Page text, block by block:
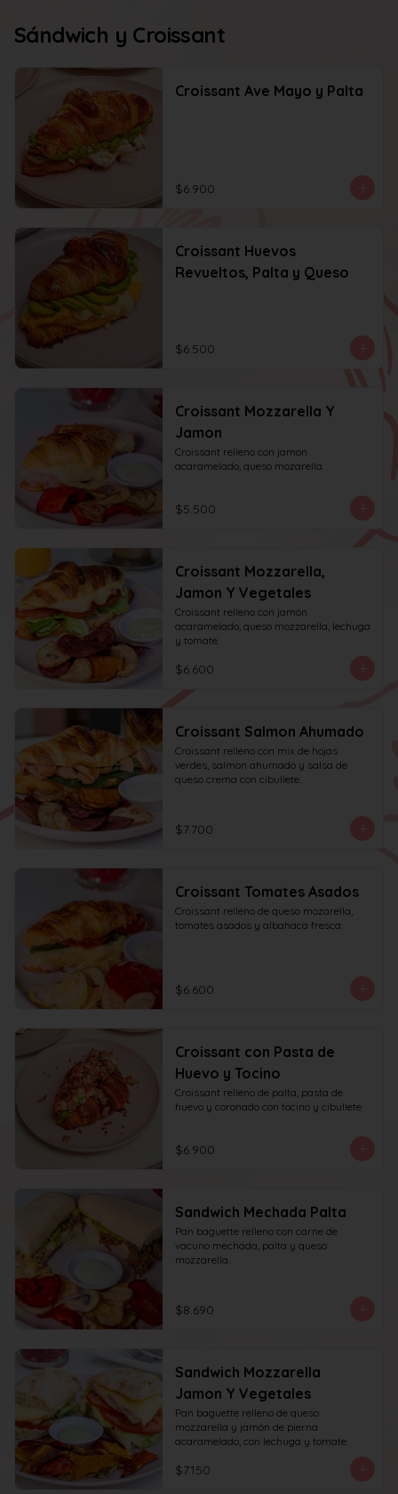
Sándwich y Croissant
Croissant Ave Mayo y Palta
$6.900
Croissant Huevos
Revueltos, Palta y Queso
$6.500
Croissant Mozzarella Y
Jamon
Croissant relleno con jamon
acaramelado, queso mozarella.
$5.500
Croissant Mozzarella,
Jamon Y Vegetales
Croissant relleno con jamón
acaramelado, queso mozzarella, lechuga
y tomate.
$6.600
Croissant Salmon Ahumado
Croissant relleno con mix de hojas
verdes, salmon ahumado y salsa de
queso crema con cibullete.
$7.700
Croissant Tomates Asados
Croissant relleno de queso mozarella,
tomates asados y albahaca fresca.
$6.600
Croissant con Pasta de
Huevo y Tocino
Croissant relleno de palta, pasta de
huevo y coronado con tocino y cibullete
$6.900
Sandwich Mechada Palta
Pan baguette relleno con carne de
vacuno mechada, palta y queso
mozzarella.
$8.690
Sandwich Mozzarella
Jamon Y Vegetales
Pan baguette relleno de queso
mozzarella y jamón de pierna
acaramelado, con lechuga y tomate.
$7.150